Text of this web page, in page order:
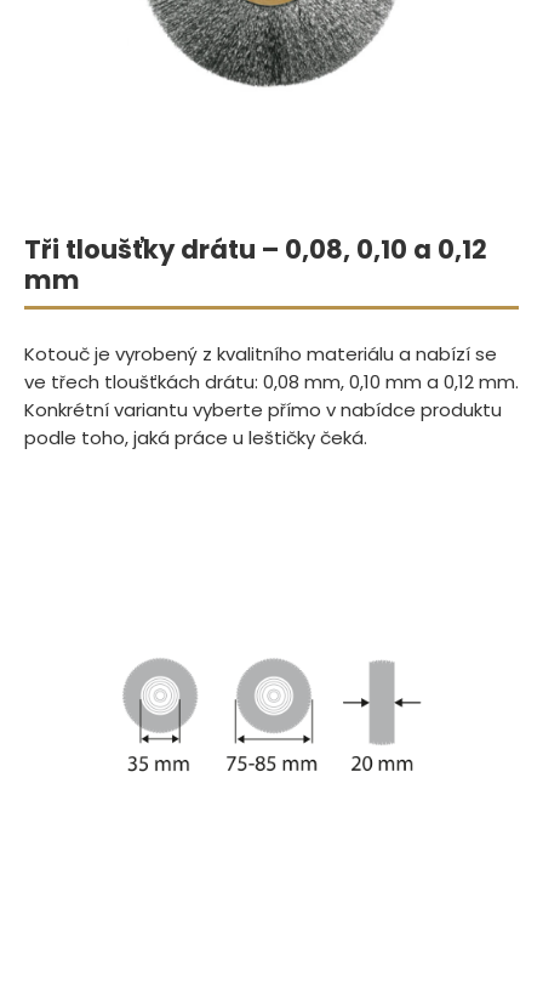
Tři tloušťky drátu – 0,08, 0,10 a 0,12
mm
Kotouč je vyrobený z kvalitního materiálu a nabízí se
ve třech tloušťkách drátu: 0,08 mm, 0,10 mm a 0,12 mm.
Konkrétní variantu vyberte přímo v nabídce produktu
podle toho, jaká práce u leštičky čeká.